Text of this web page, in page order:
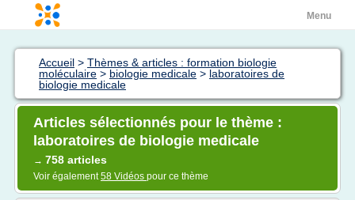
Menu
Accueil > Thèmes & articles : formation biologie
moléculaire > biologie medicale > laboratoires de
biologie medicale
Articles sélectionnés pour le thème :
laboratoires de biologie medicale
→ 758 articles
Voir également58 Vidéos pour ce thème